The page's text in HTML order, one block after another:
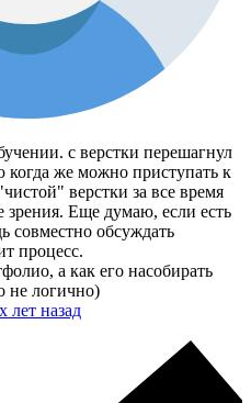
с верстки перешагнул
же можно приступать к
верстки за все время
зрения. Еще думаю, если есть
совместно обсуждать
процесс.
а как его насобирать
не логично)
лет назад